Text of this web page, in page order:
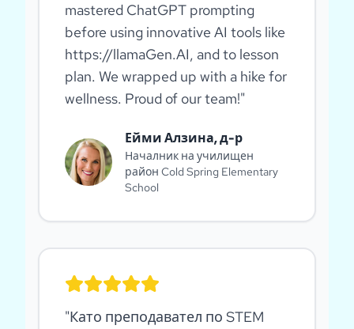
mastered ChatGPT prompting
before using innovative AI tools like
https://llamaGen.AI, and to lesson
plan. We wrapped up with a hike for
wellness. Proud of our team!"
Ейми Алзина, д-р
Началник на училищен
район Cold Spring Elementary
School
"Като преподавател по STEM